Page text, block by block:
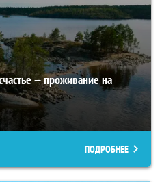
— проживание на
ПОДРОБНЕЕ